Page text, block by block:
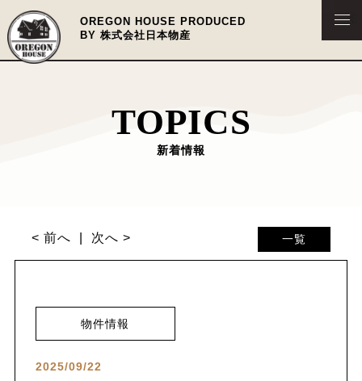
OREGON HOUSE PRODUCED
BY 株式会社日本物産
TOPICS
新着情報
一覧
< 前へ 次へ >
物件情報
2025/09/22